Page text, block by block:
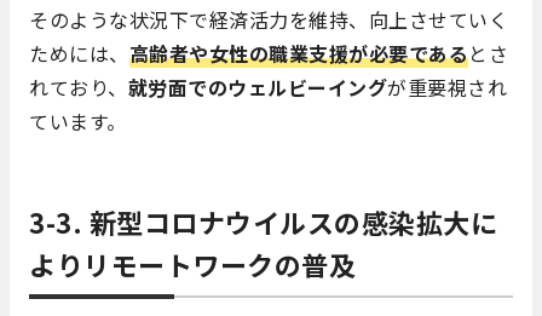
そのような状況下で経済活力を維持、向上させていく
ためには、 高齢者や女性の職業支援が必要であるとさ
れており、 就労面でのウェルビーイングが重要視され
ています。
3-3. 新型コロナウイルスの感染拡大に
よりリモートワークの普及